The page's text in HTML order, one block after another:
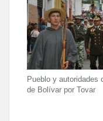
Pueblo y autoridades
de Bolívar por Tovar